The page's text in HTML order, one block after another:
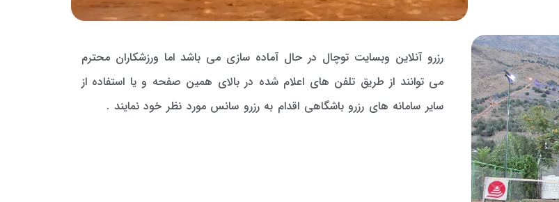
رزرو آنلاین وبسایت توچال در حال آماده سازی می باشد اما ورزشکاران محترم
می توانند از طریق تلفن های اعلام شده در بالای همین صفحه و یا استفاده از
سایر سامانه های رزرو باشگاهی اقدام به رزرو سانس مورد نظر خود نمایند .